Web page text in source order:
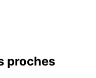
proches